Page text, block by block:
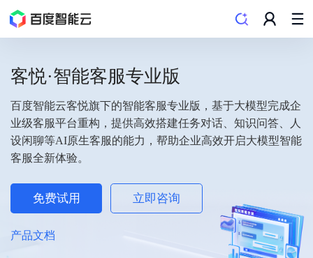
客悦·智能客服专业版
百度智能云客悦旗下的智能客服专业版，基于大模型完成企
业级客服平台重构，提供高效搭建任务对话、知识问答、人
设闲聊等AI原生客服的能力，帮助企业高效开启大模型智能
客服全新体验。
免费试用 立即咨询
产品文档